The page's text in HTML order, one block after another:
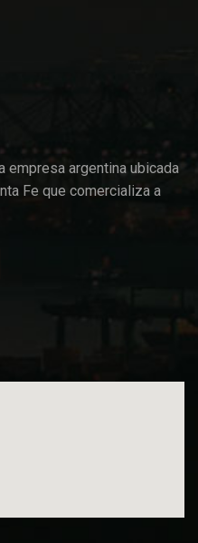
empresa argentina ubicada
Fe que comercializa a